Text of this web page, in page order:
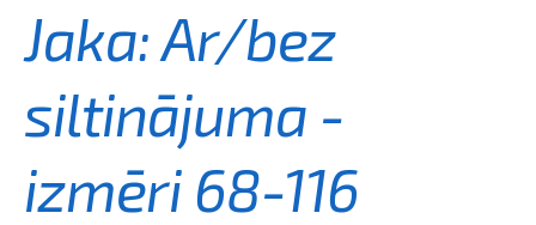
Jaka: Ar/bez
siltinājuma -
izmēri 68-116